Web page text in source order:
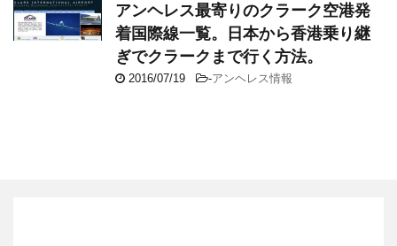
アンヘレス最寄りのクラーク空港発
着国際線一覧。日本から香港乗り継
ぎでクラークまで行く方法。
2016/07/19 -アンヘレス情報